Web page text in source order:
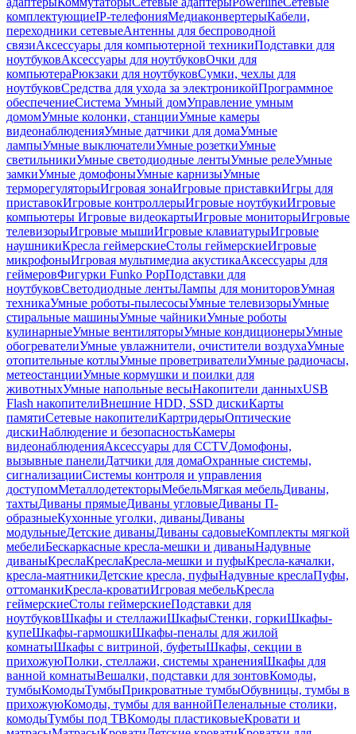
комплектующиеIP-телефонияМедиаконвертерыКабели,
переходники сетевыеАнтенны для беспроводной
связиАксессуары для компьютерной техникиПодставки для
ноутбуковАксессуары для ноутбуковОчки для
компьютераРюкзаки для ноутбуковСумки, чехлы для
ноутбуковСредства для ухода за электроникойПрограммное
обеспечениеСистема Умный домУправление умным
домомУмные колонки, станцииУмные камеры
видеонаблюденияУмные датчики для домаУмные
лампыУмные выключателиУмные розеткиУмные
светильникиУмные светодиодные лентыУмные релеУмные
замкиУмные домофоныУмные карнизыУмные
терморегуляторыИгровая зонаИгровые приставкиИгры для
приставокИгровые контроллерыИгровые ноутбукиИгровые
компьютеры Игровые видеокартыИгровые мониторыИгровые
телевизорыИгровые мышиИгровые клавиатурыИгровые
наушникиКресла геймерскиеСтолы геймерскиеИгровые
микрофоныИгровая мультимедиа акустикаАксессуары для
геймеровФигурки Funko PopПодставки для
ноутбуковСветодиодные лентыЛампы для мониторовУмная
техникаУмные роботы-пылесосыУмные телевизорыУмные
стиральные машиныУмные чайникиУмные роботы
кулинарныеУмные вентиляторыУмные кондиционерыУмные
обогревателиУмные увлажнители, очистители воздухаУмные
отопительные котлыУмные проветривателиУмные радиочасы,
метеостанцииУмные кормушки и поилки для
животныхУмные напольные весыНакопители данныхUSB
Flash накопителиВнешние HDD, SSD дискиКарты
памятиСетевые накопителиКартридерыОптические
дискиНаблюдение и безопасностьКамеры
видеонаблюденияАксессуары для CCTVДомофоны,
вызывные панелиДатчики для домаОхранные системы,
сигнализацииСистемы контроля и управления
доступомМеталлодетекторыМебельМягкая мебельДиваны,
тахтыДиваны прямыеДиваны угловыеДиваны П-
образныеКухонные уголки, диваныДиваны
модульныеДетские диваныДиваны садовыеКомплекты мягкой
мебелиБескаркасные кресла-мешки и диваныНадувные
диваныКреслаКреслаКресла-мешки и пуфыКресла-качалки,
кресла-маятникиДетские кресла, пуфыНадувные креслаПуфы,
оттоманкиКресла-кроватиИгровая мебельКресла
геймерскиеСтолы геймерскиеПодставки для
ноутбуковШкафы и стеллажиШкафыСтенки, горкиШкафы-
купеШкафы-гармошкиШкафы-пеналы для жилой
комнатыШкафы с витриной, буфетыШкафы, секции в
прихожуюПолки, стеллажи, системы храненияШкафы для
ванной комнатыВешалки, подставки для зонтовКомоды,
тумбыКомодыТумбыПрикроватные тумбыОбувницы, тумбы в
прихожуюКомоды, тумбы для ваннойПеленальные столики,
комодыТумбы под ТВКомоды пластиковыеКровати и